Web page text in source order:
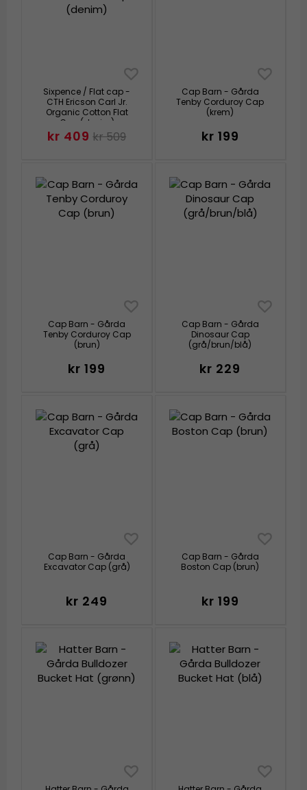
Sixpence / Flat cap -
CTH Ericson Carl Jr.
Organic Cotton Flat
Cap (denim)
kr 409 kr 509
Cap Barn - Gårda
Tenby Corduroy Cap
(krem)
kr 199
Cap Barn - Gårda
Tenby Corduroy Cap
(brun)
kr 199
Cap Barn - Gårda
Dinosaur Cap
(grå/brun/blå)
kr 229
Cap Barn - Gårda
Excavator Cap (grå)
kr 249
Cap Barn - Gårda
Boston Cap (brun)
kr 199